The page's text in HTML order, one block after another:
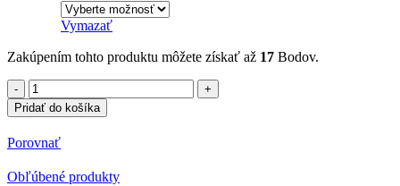
Vymazať
Zakúpením tohto produktu môžete získať až 17 Bodov.
množstvo
Polokošeľa
s
potlačou
Volvo
Pridať do košíka
Porovnať
Obľúbené produkty